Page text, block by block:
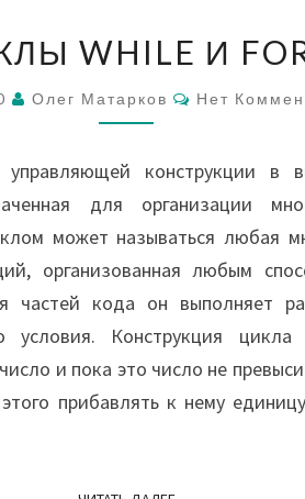
WHILE
FOR
WHILE И
Олег Матарков Нет
конструкции в
для организации
может называться любая
организованная любым
частей кода он выполняет
условия. Конструкция
и пока это число не
прибавлять к нему